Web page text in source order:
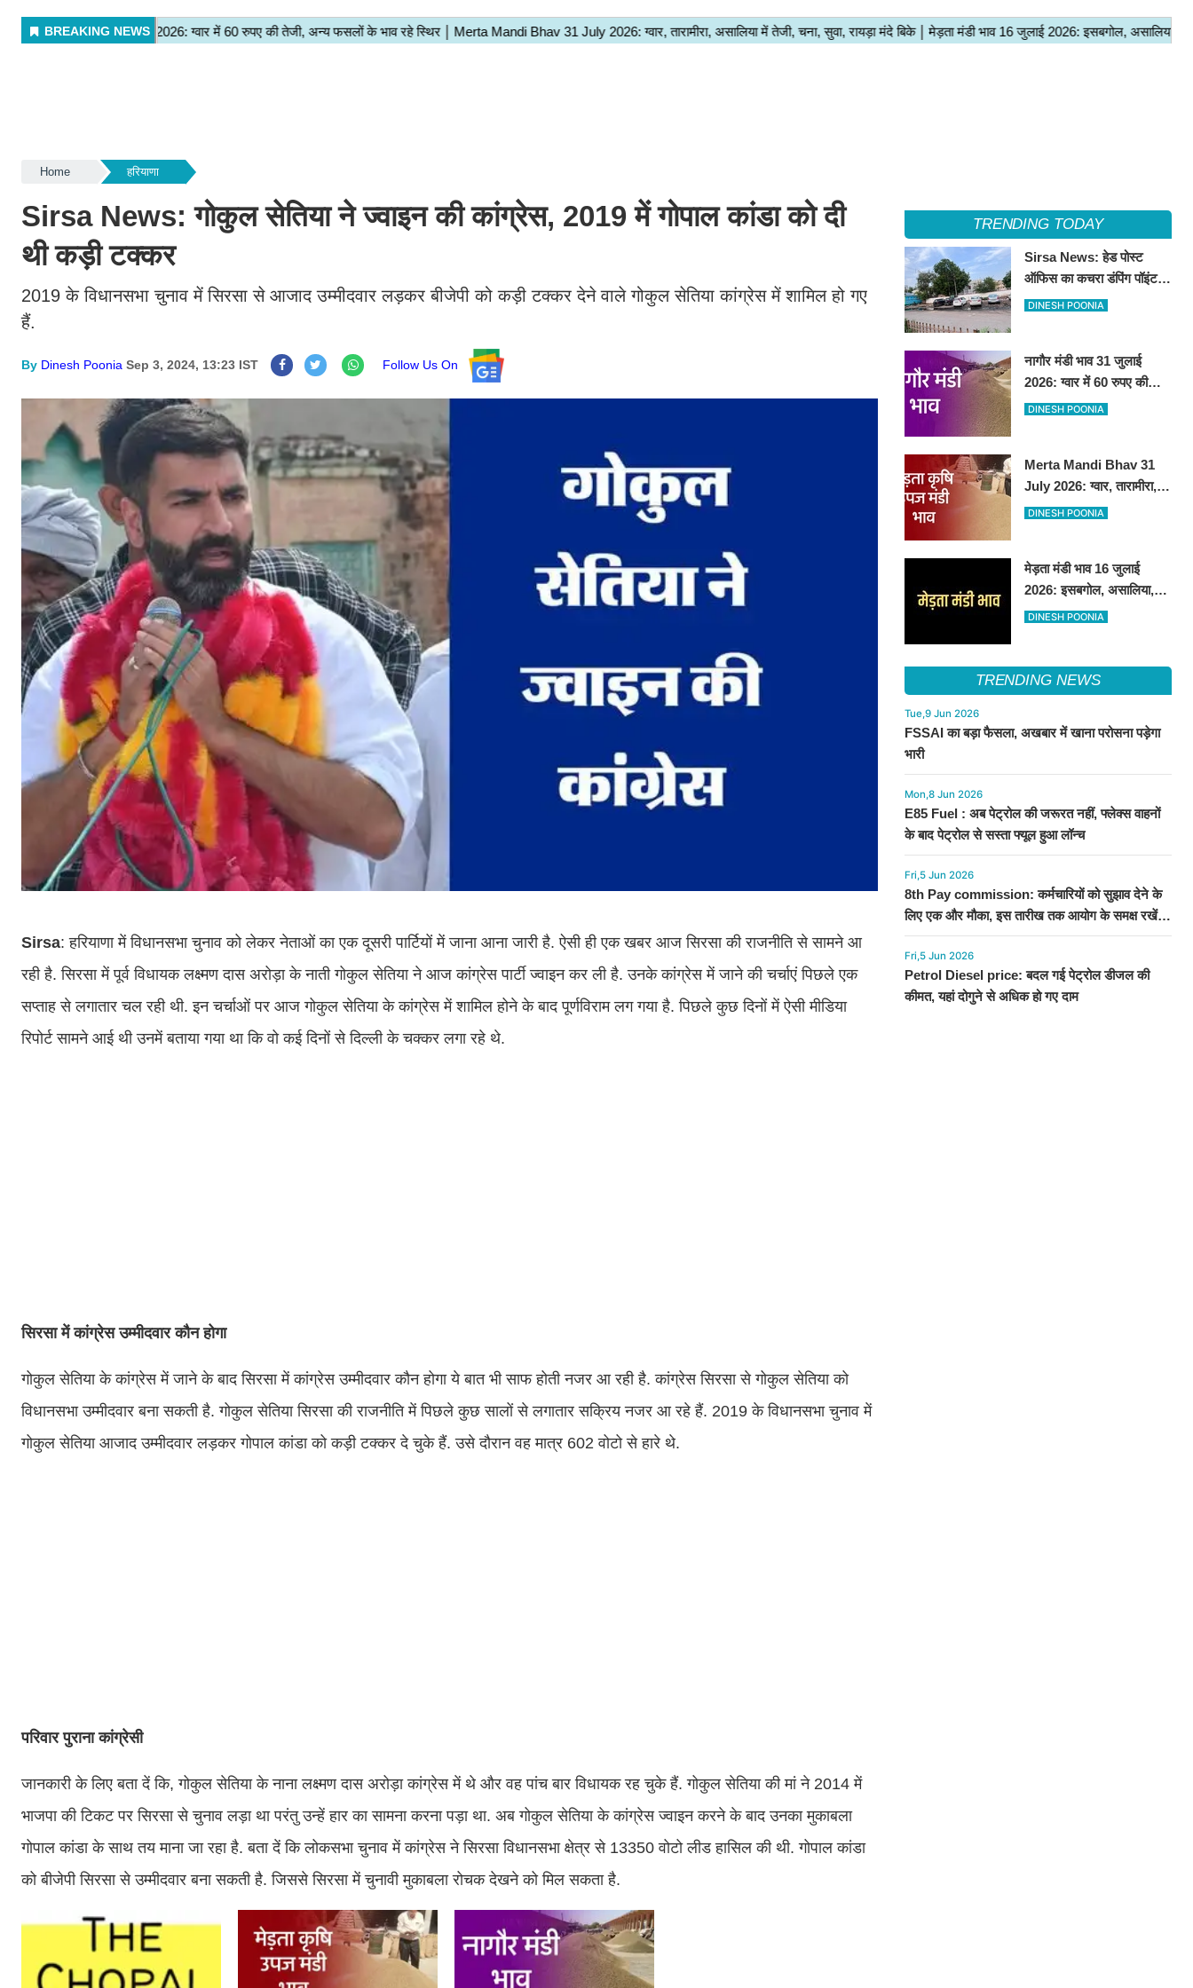
Home हरियाणा
Sirsa News: गोकुल सेतिया ने ज्वाइन की कांग्रेस, 2019 में गोपाल कांडा को दी
थी कड़ी टक्कर
2019 के विधानसभा चुनाव में सिरसा से आजाद उम्मीदवार लड़कर बीजेपी को कड़ी टक्कर देने वाले गोकुल सेतिया कांग्रेस में शामिल हो गए
हैं.
By Dinesh Poonia Sep 3, 2024, 13:23 IST Follow Us On
Sirsa: हरियाणा में विधानसभा चुनाव को लेकर नेताओं का एक दूसरी पार्टियों में जाना आना जारी है. ऐसी ही एक खबर आज सिरसा की राजनीति से सामने आ
रही है. सिरसा में पूर्व विधायक लक्ष्मण दास अरोड़ा के नाती गोकुल सेतिया ने आज कांग्रेस पार्टी ज्वाइन कर ली है. उनके कांग्रेस में जाने की चर्चाएं पिछले एक
सप्ताह से लगातार चल रही थी. इन चर्चाओं पर आज गोकुल सेतिया के कांग्रेस में शामिल होने के बाद पूर्णविराम लग गया है. पिछले कुछ दिनों में ऐसी मीडिया
रिपोर्ट सामने आई थी उनमें बताया गया था कि वो कई दिनों से दिल्ली के चक्कर लगा रहे थे.
सिरसा में कांग्रेस उम्मीदवार कौन होगा
गोकुल सेतिया के कांग्रेस में जाने के बाद सिरसा में कांग्रेस उम्मीदवार कौन होगा ये बात भी साफ होती नजर आ रही है. कांग्रेस सिरसा से गोकुल सेतिया को
विधानसभा उम्मीदवार बना सकती है. गोकुल सेतिया सिरसा की राजनीति में पिछले कुछ सालों से लगातार सक्रिय नजर आ रहे हैं. 2019 के विधानसभा चुनाव में
गोकुल सेतिया आजाद उम्मीदवार लड़कर गोपाल कांडा को कड़ी टक्कर दे चुके हैं. उसे दौरान वह मात्र 602 वोटो से हारे थे.
परिवार पुराना कांग्रेसी
जानकारी के लिए बता दें कि, गोकुल सेतिया के नाना लक्ष्मण दास अरोड़ा कांग्रेस में थे और वह पांच बार विधायक रह चुके हैं. गोकुल सेतिया की मां ने 2014 में
भाजपा की टिकट पर सिरसा से चुनाव लड़ा था परंतु उन्हें हार का सामना करना पड़ा था. अब गोकुल सेतिया के कांग्रेस ज्वाइन करने के बाद उनका मुकाबला
गोपाल कांडा के साथ तय माना जा रहा है. बता दें कि लोकसभा चुनाव में कांग्रेस ने सिरसा विधानसभा क्षेत्र से 13350 वोटो लीड हासिल की थी. गोपाल कांडा
को बीजेपी सिरसा से उम्मीदवार बना सकती है. जिससे सिरसा में चुनावी मुकाबला रोचक देखने को मिल सकता है.
TRENDING TODAY
Sirsa News: हेड पोस्ट
ऑफिस का कचरा डंपिंग पॉइंट
हटाकर बनेगा 'आई लव सिरसा'
DINESH POONIA
नागौर मंडी भाव 31 जुलाई
2026: ग्वार में 60 रुपए की
तेजी, अन्य फसलों के भाव रहे
DINESH POONIA
Merta Mandi Bhav 31
July 2026: ग्वार, तारामीरा,
असालिया में तेजी, चना, सुवा,
DINESH POONIA
मेड़ता मंडी भाव 16 जुलाई
2026: इसबगोल, असालिया,
रायडा में तेजी चना, सुवा, ग्वार में
DINESH POONIA
TRENDING NEWS
Tue,9 Jun 2026
FSSAI का बड़ा फैसला, अखबार में खाना परोसना पड़ेगा
भारी
Mon,8 Jun 2026
E85 Fuel : अब पेट्रोल की जरूरत नहीं, फ्लेक्स वाहनों
के बाद पेट्रोल से सस्ता फ्यूल हुआ लॉन्च
Fri,5 Jun 2026
8th Pay commission: कर्मचारियों को सुझाव देने के
लिए एक और मौका, इस तारीख तक आयोग के समक्ष रखें
अपनी बात
Fri,5 Jun 2026
Petrol Diesel price: बदल गई पेट्रोल डीजल की
कीमत, यहां दोगुने से अधिक हो गए दाम